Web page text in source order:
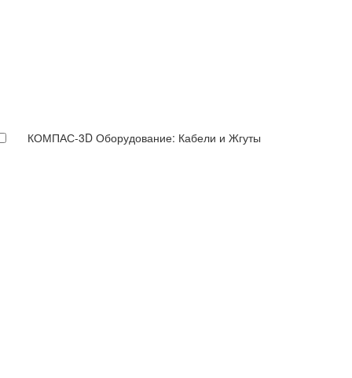
КОМПАС-3D Оборудование: Кабели и Жгуты